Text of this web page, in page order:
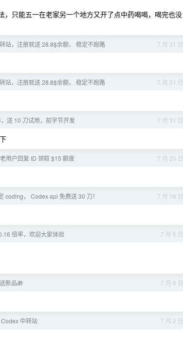
只能五一在老家另一个地方又开了点中药喝喝，喝完也没
7 月 31 日
站，注册就送 28.8$余额， 稳定不跑路
7 月 31 日
站，注册就送 28.8$余额， 稳定不跑路
7 月 31 日
送 10 刀试用，前字节开发
7 月 20 日
用户回复 ID 领取 $15 额度
7 月 16 日
coding， Codex api 免费送 30 刀！
7 月 6 日
倍率，欢迎大家体验
7 月 6 日
新品🎁
7 月 2 日
中转站